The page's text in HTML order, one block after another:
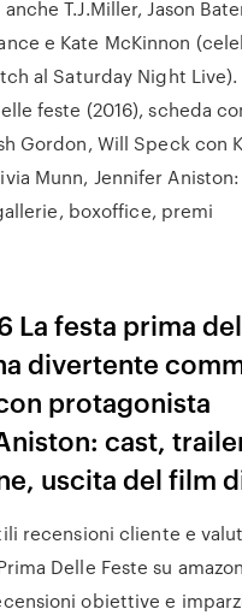
T.J.Miller, Jason
e Kate McKinnon
al Saturday Night Live).
feste (2016), scheda
Gordon, Will Speck con
Munn, Jennifer
boxoffice, premi
La festa prima
divertente
protagonista
cast,
uscita del film
recensioni cliente e
Delle Feste su
obiettive e